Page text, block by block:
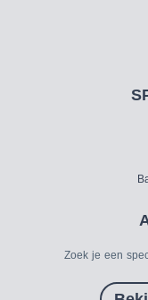
Zoek je een